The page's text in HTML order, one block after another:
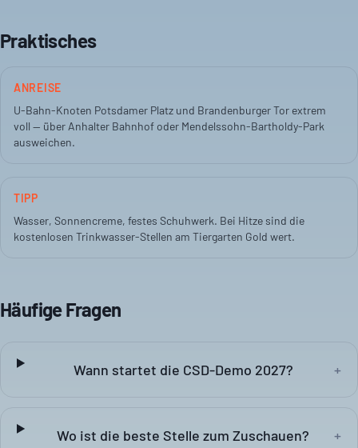
Praktisches
ANREISE
U-Bahn-Knoten Potsdamer Platz und Brandenburger Tor extrem
voll — über Anhalter Bahnhof oder Mendelssohn-Bartholdy-Park
ausweichen.
TIPP
Wasser, Sonnencreme, festes Schuhwerk. Bei Hitze sind die
kostenlosen Trinkwasser-Stellen am Tiergarten Gold wert.
Häufige Fragen
Wann startet die CSD-Demo 2027? +
Wo ist die beste Stelle zum Zuschauen? +